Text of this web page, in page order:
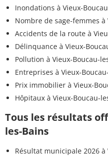
Inondations à Vieux-
Nombre de sage-femmes à
Accidents de la route à
Délinquance à Vieux-
Pollution à Vieux-Boucau-
Entreprises à Vieux-
Prix immobilier à Vieux-
Hôpitaux à Vieux-Boucau-
Tous les résultats
les-Bains
Résultat municipale 2026 à